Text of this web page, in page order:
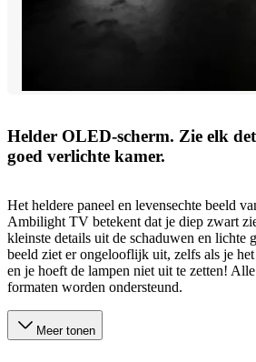
Helder OLED-scherm. Zie elk
goed verlichte kamer.
Het heldere paneel en levensechte beeld
Ambilight TV betekent dat je diep zwart
kleinste details uit de schaduwen en lichte
beeld ziet er ongelooflijk uit, zelfs als je
en je hoeft de lampen niet uit te zetten!
formaten worden ondersteund.
Meer tonen